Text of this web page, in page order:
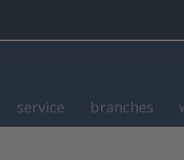
service branches